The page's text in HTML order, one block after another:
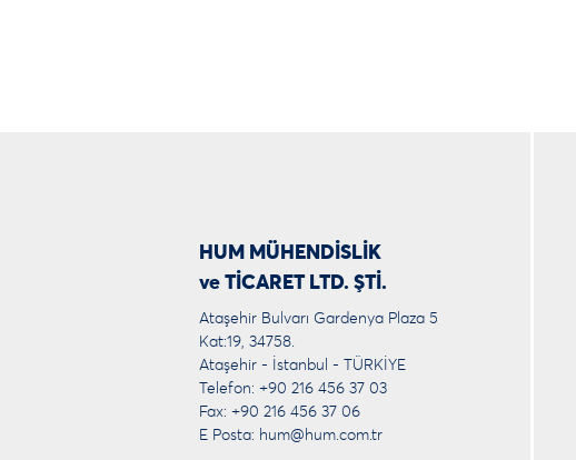
HUM MÜHENDİSLİK
ve TİCARET LTD. ŞTİ.
Ataşehir Bulvarı Gardenya Plaza 5
Kat:19, 34758.
Ataşehir - İstanbul - TÜRKİYE
Telefon: +90 216 456 37 03
Fax: +90 216 456 37 06
E Posta: hum@hum.com.tr